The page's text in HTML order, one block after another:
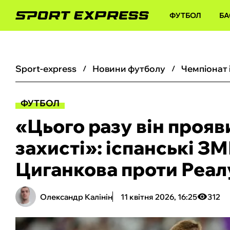
ФУТБОЛ
sport-express новини футболу
ФУТБОЛ
«Цього разу він
захисті»: іспанські
Циганкова проти
Олександр Калінін 11 квітня 2026, 16:25 312